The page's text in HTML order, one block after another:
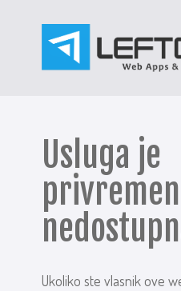
Usluga je
Ukoliko ste vlasnik ove